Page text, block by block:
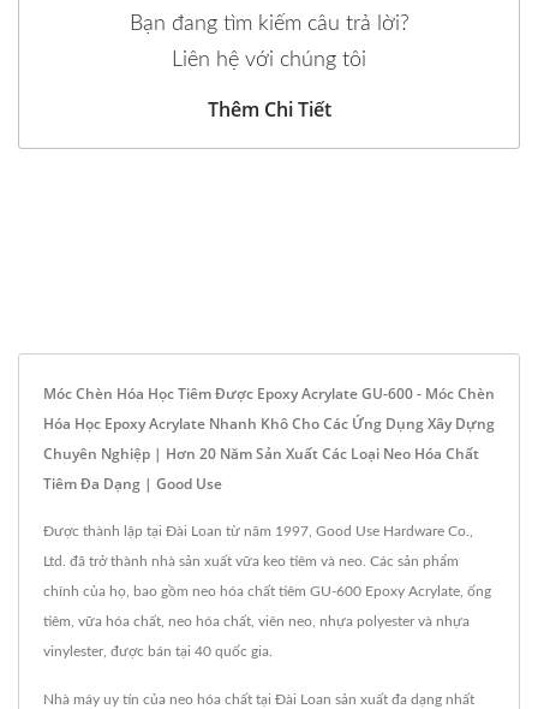
Bạn đang tìm kiếm câu trả lời?
Liên hệ với chúng tôi
Thêm Chi Tiết
Móc Chèn Hóa Học Tiêm Được Epoxy Acrylate GU-600 - Móc Chèn
Hóa Học Epoxy Acrylate Nhanh Khô Cho Các Ứng Dụng Xây Dựng
Chuyên Nghiệp | Hơn 20 Năm Sản Xuất Các Loại Neo Hóa Chất
Tiêm Đa Dạng | Good Use
Được thành lập tại Đài Loan từ năm 1997, Good Use Hardware Co.,
Ltd. đã trở thành nhà sản xuất vữa keo tiêm và neo. Các sản phẩm
chính của họ, bao gồm neo hóa chất tiêm GU-600 Epoxy Acrylate, ống
tiêm, vữa hóa chất, neo hóa chất, viên neo, nhựa polyester và nhựa
vinylester, được bán tại 40 quốc gia.
Nhà máy uy tín của neo hóa chất tại Đài Loan sản xuất đa dạng nhất